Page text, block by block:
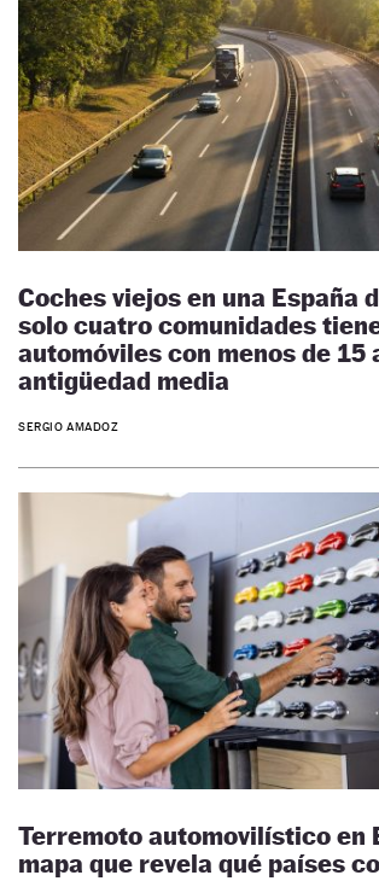
Coches viejos en una España
solo cuatro comunidades
automóviles con menos de 15
antigüedad media
SERGIO AMADOZ
Terremoto automovilístico en
mapa que revela qué países